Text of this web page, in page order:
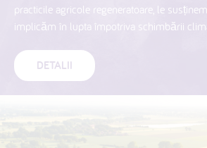
practicile agricole regeneratoare, le
implicăm în lupta împotriva schimbării
DETALII